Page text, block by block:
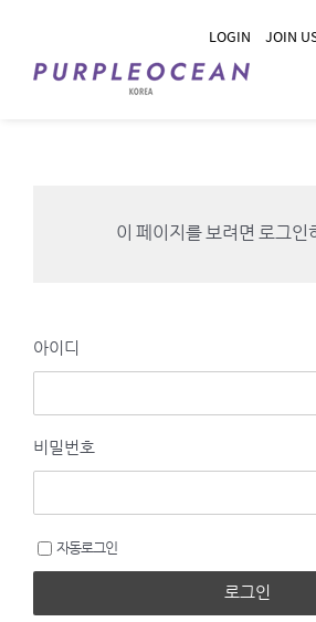
content
LOGIN JOIN
이 페이지를 보려면 로그인
아이디
비밀번호
자동로그인
로그인